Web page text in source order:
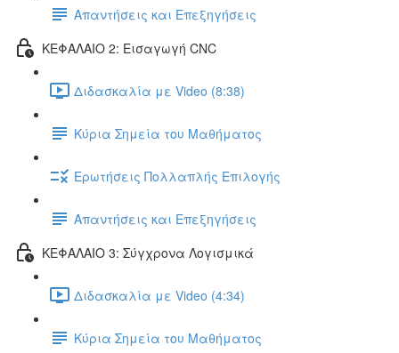
Απαντήσεις και Επεξηγήσεις
ΚΕΦΑΛΑΙΟ 2: Εισαγωγή CNC
Διδασκαλία με Video (8:38)
Κύρια Σημεία του Μαθήματος
Ερωτήσεις Πολλαπλής Επιλογής
Απαντήσεις και Επεξηγήσεις
ΚΕΦΑΛΑΙΟ 3: Σύγχρονα Λογισμικά
Διδασκαλία με Video (4:34)
Κύρια Σημεία του Μαθήματος